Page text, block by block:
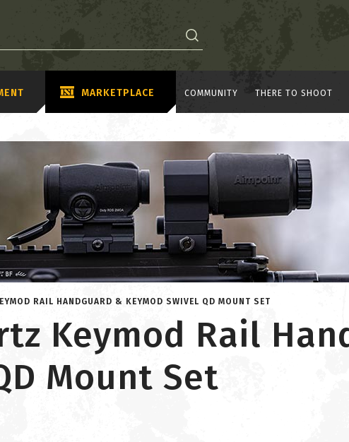
MARKETPLACE COMMUNITY THERE TO SHOOT
RAIL HANDGUARD & KEYMOD SWIVEL QD MOUNT SET
Keymod Rail
Mount Set